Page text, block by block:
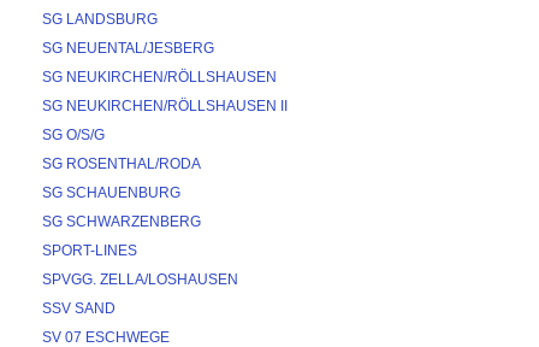
SG LANDSBURG
SG NEUENTAL/JESBERG
SG NEUKIRCHEN/RÖLLSHAUSEN
SG NEUKIRCHEN/RÖLLSHAUSEN II
SG O/S/G
SG ROSENTHAL/RODA
SG SCHAUENBURG
SG SCHWARZENBERG
SPORT-LINES
SPVGG. ZELLA/LOSHAUSEN
SSV SAND
SV 07 ESCHWEGE